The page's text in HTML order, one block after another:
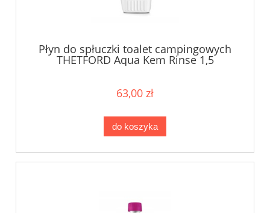
Płyn do spłuczki toalet campingowych
THETFORD Aqua Kem Rinse 1,5
63,00 zł
do koszyka